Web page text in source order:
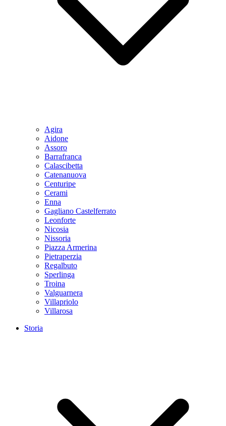
Agira
Aidone
Assoro
Barrafranca
Calascibetta
Catenanuova
Centuripe
Cerami
Enna
Gagliano Castelferrato
Leonforte
Nicosia
Nissoria
Piazza Armerina
Pietraperzia
Regalbuto
Sperlinga
Troina
Valguarnera
Villapriolo
Villarosa
Storia